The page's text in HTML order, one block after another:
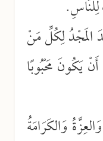
المَجْدُ لِكُلِّ مَنْ
يَكُونَ مَحْبُوبًا
وَالكَرَامَةُ